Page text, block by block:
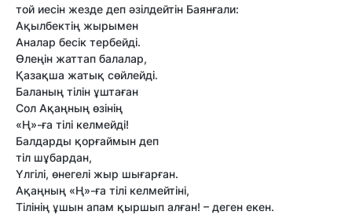
той иесін жезде деп әзілдейтін Баянғали:
Ақылбектің жырымен
Аналар бесік тербейді.
Өлеңін жаттап балалар,
Қазақша жатық сөйлейді.
Баланың тілін ұштаған
Сол Ақаңның өзінің
«Ң»-ға тілі келмейді!
Балдарды қорғаймын деп
тіл шұбардан,
Үлгілі, өнегелі жыр шығарған.
Ақаңның «Ң»-ға тілі келмейтіні,
Тілінің ұшын апам қыршып алған! – деген екен.